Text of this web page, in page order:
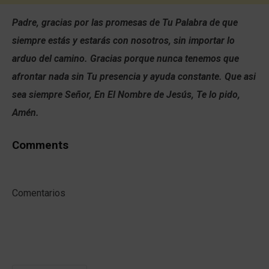
Padre, gracias por las promesas de Tu Palabra de que
siempre estás y estarás con nosotros, sin importar lo
arduo del camino. Gracias porque nunca tenemos que
afrontar nada sin Tu presencia y ayuda constante. Que asi
sea siempre Señor, En El Nombre de Jesús, Te lo pido,
Amén.
Comments
Comentarios